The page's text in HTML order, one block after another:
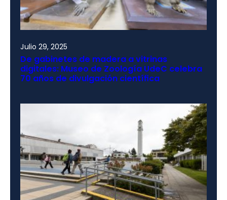
Julio 29, 2025
De gabinetes de madera a vitrinas
digitales: Museo de Zoología UdeC celebra
70 años de divulgación científica